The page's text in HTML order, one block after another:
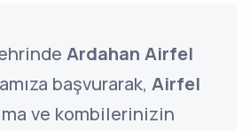
Ardahan Airfel
başvurarak, Airfel
ve kombilerinizin